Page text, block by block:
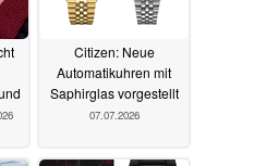
Citizen: Neue
Automatikuhren mit
Saphirglas vorgestellt
07.07.2026